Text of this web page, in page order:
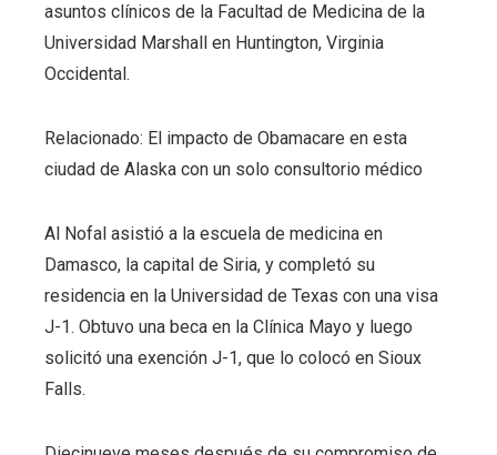
asuntos clínicos de la Facultad de Medicina de la
Universidad Marshall en Huntington, Virginia
Occidental.
Relacionado: El impacto de Obamacare en esta
ciudad de Alaska con un solo consultorio médico
Al Nofal asistió a la escuela de medicina en
Damasco, la capital de Siria, y completó su
residencia en la Universidad de Texas con una visa
J-1. Obtuvo una beca en la Clínica Mayo y luego
solicitó una exención J-1, que lo colocó en Sioux
Falls.